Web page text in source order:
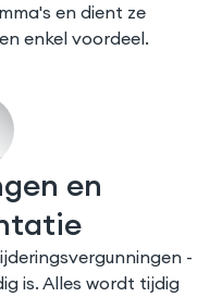
en dient ze
enkel voordeel.
en
-
is. Alles wordt tijdig